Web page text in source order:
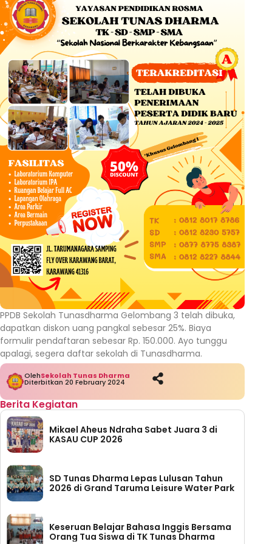
PPDB Sekolah Tunasdharma Gelombang 3 telah dibuka,
dapatkan diskon uang pangkal sebesar 25%. Biaya
formulir pendaftaran sebesar Rp. 150.000. Ayo tunggu
apalagi, segera daftar sekolah di Tunasdharma.
OlehSekolah Tunas Dharma
Diterbitkan 20 February 2024
Berita Kegiatan
Mikael Aheus Ndraha Sabet Juara 3 di
KASAU CUP 2026
SD Tunas Dharma Lepas Lulusan Tahun
2026 di Grand Taruma Leisure Water Park
Keseruan Belajar Bahasa Inggis Bersama
Orang Tua Siswa di TK Tunas Dharma